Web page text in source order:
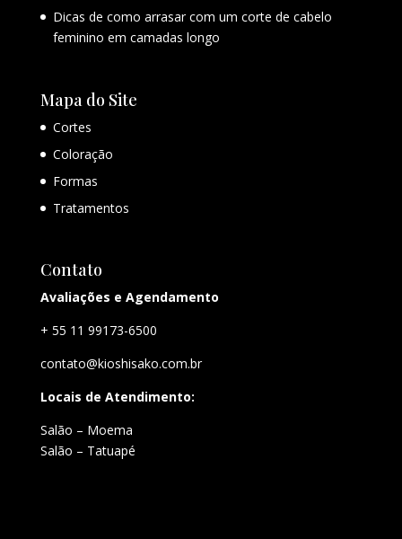
Dicas de como arrasar com um corte de cabelo
feminino em camadas longo
Mapa do Site
Cortes
Coloração
Formas
Tratamentos
Contato
Avaliações e Agendamento
+ 55 11 99173-6500
contato@kioshisako.com.br
Locais de Atendimento:
Salão – Moema
Salão – Tatuapé